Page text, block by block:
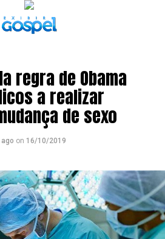
regra de Obama
a realizar
de sexo
on 16/10/2019